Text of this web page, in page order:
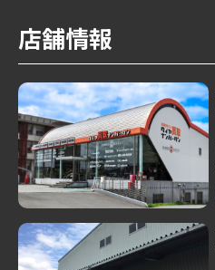
店舗情報